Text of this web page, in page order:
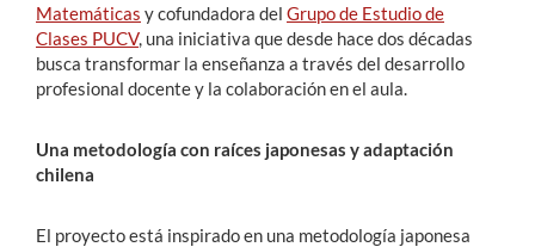
Matemáticas y cofundadora del Grupo de Estudio de
Clases PUCV, una iniciativa que desde hace dos décadas
busca transformar la enseñanza a través del desarrollo
profesional docente y la colaboración en el aula.
Una metodología con raíces japonesas y adaptación
chilena
El proyecto está inspirado en una metodología japonesa